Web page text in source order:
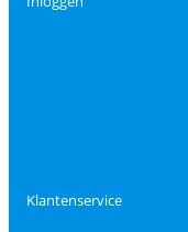
Klantenservice